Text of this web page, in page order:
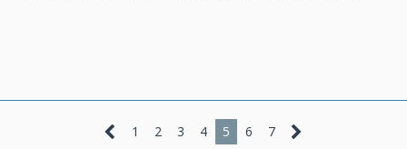
1 2 3 4 5 6 7